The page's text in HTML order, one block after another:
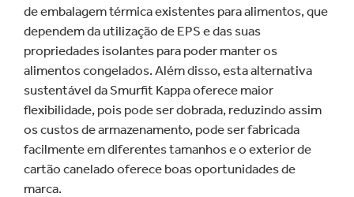
de embalagem térmica existentes para alimentos, que
dependem da utilização de EPS e das suas
propriedades isolantes para poder manter os
alimentos congelados. Além disso, esta alternativa
sustentável da Smurfit Kappa oferece maior
flexibilidade, pois pode ser dobrada, reduzindo assim
os custos de armazenamento, pode ser fabricada
facilmente em diferentes tamanhos e o exterior de
cartão canelado oferece boas oportunidades de
marca.